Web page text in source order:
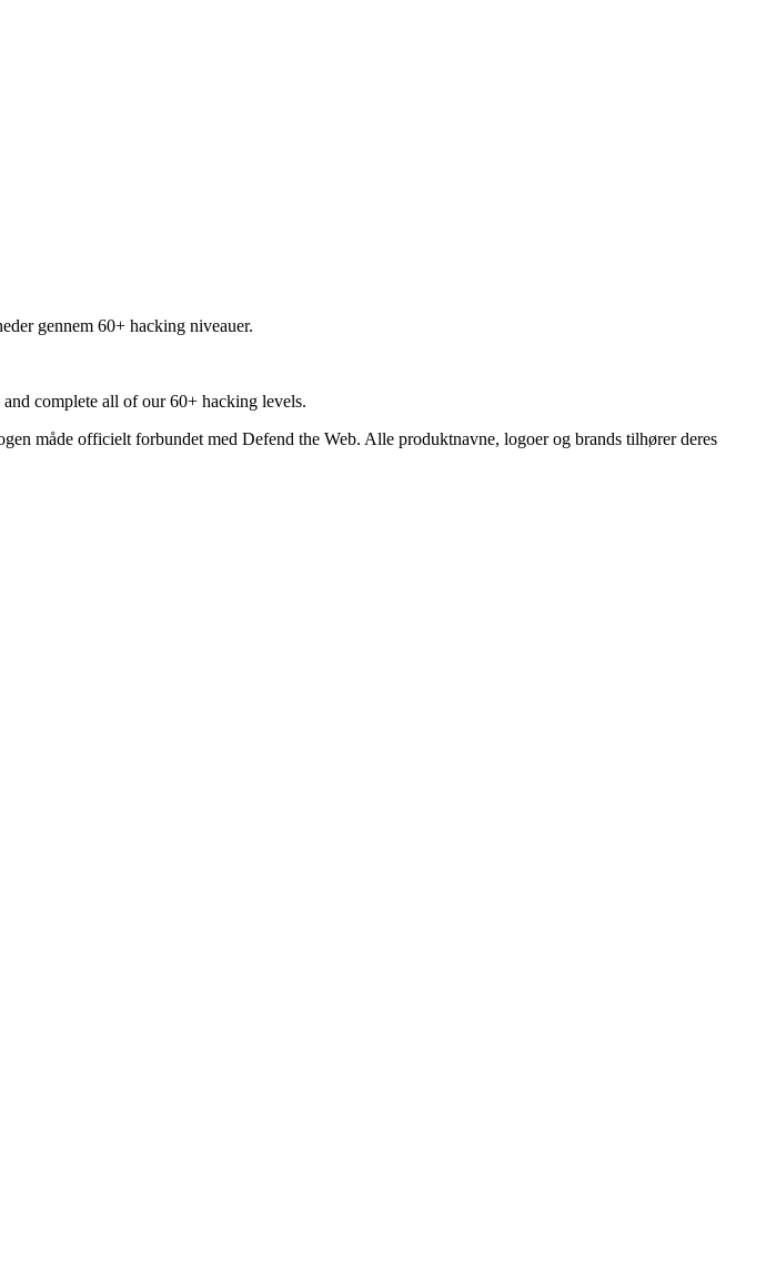
gennem 60+ hacking niveauer.
complete all of our 60+ hacking levels.
måde officielt forbundet med Defend the Web. Alle produktnavne, logoer og brands tilhører deres